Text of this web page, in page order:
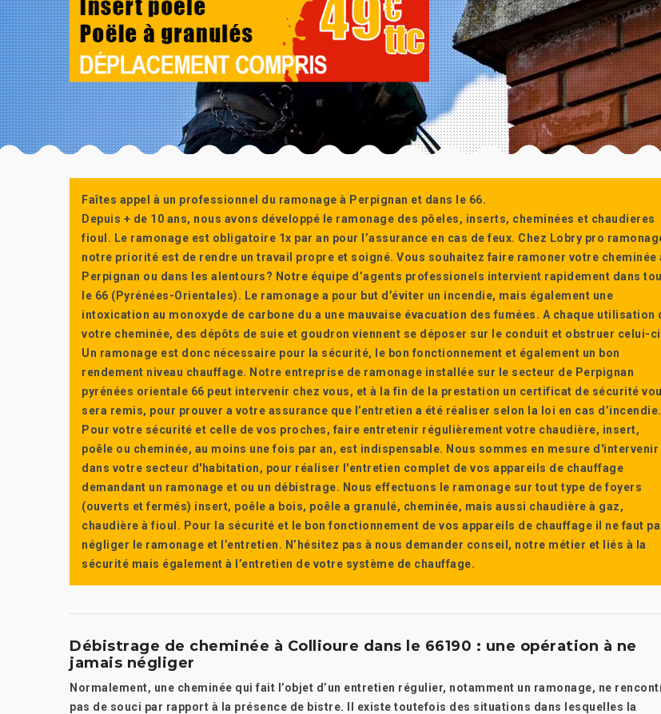
Faîtes appel à un professionnel du ramonage à Perpignan et dans le 66.
Depuis + de 10 ans, nous avons développé le ramonage des pôeles, inserts, cheminées et chaudieres
fioul. Le ramonage est obligatoire 1x par an pour l’assurance en cas de feux. Chez Lobry pro
notre priorité est de rendre un travail propre et soigné. Vous souhaitez faire ramoner votre cheminée
Perpignan ou dans les alentours? Notre équipe d’agents professionels intervient rapidement dans
le 66 (Pyrénées-Orientales). Le ramonage a pour but d’éviter un incendie, mais également une
intoxication au monoxyde de carbone du a une mauvaise évacuation des fumées. A chaque utilisation
votre cheminée, des dépôts de suie et goudron viennent se déposer sur le conduit et obstruer celui-
Un ramonage est donc nécessaire pour la sécurité, le bon fonctionnement et également un bon
rendement niveau chauffage. Notre entreprise de ramonage installée sur le secteur de Perpignan
pyrénées orientale 66 peut intervenir chez vous, et à la fin de la prestation un certificat de sécurité
sera remis, pour prouver a votre assurance que l’entretien a été réaliser selon la loi en cas d’incendie.
Pour votre sécurité et celle de vos proches, faire entretenir régulièrement votre chaudière, insert,
poêle ou cheminée, au moins une fois par an, est indispensable. Nous sommes en mesure d'intervenir
dans votre secteur d'habitation, pour réaliser l'entretien complet de vos appareils de chauffage
demandant un ramonage et ou un débistrage. Nous effectuons le ramonage sur tout type de foyers
(ouverts et fermés) insert, poêle a bois, poêle a granulé, cheminée, mais aussi chaudière à gaz,
chaudière à fioul. Pour la sécurité et le bon fonctionnement de vos appareils de chauffage il ne faut
négliger le ramonage et l’entretien. N’hésitez pas à nous demander conseil, notre métier et liés à la
sécurité mais également à l’entretien de votre système de chauffage.
Débistrage de cheminée à Collioure dans le 66190 : une opération à ne
jamais négliger
Normalement, une cheminée qui fait l’objet d’un entretien régulier, notamment un ramonage, ne
pas de souci par rapport à la présence de bistre. Il existe toutefois des situations dans lesquelles la